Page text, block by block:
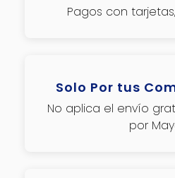
Pagos con
Solo Por tus
No aplica el envío
por